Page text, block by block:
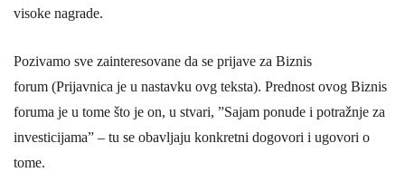
visoke nagrade.
Pozivamo sve zainteresovane da se prijave za Biznis
forum (Prijavnica je u nastavku ovg teksta). Prednost ovog Biznis
foruma je u tome što je on, u stvari, ”Sajam ponude i potražnje za
investicijama” – tu se obavljaju konkretni dogovori i ugovori o
tome.